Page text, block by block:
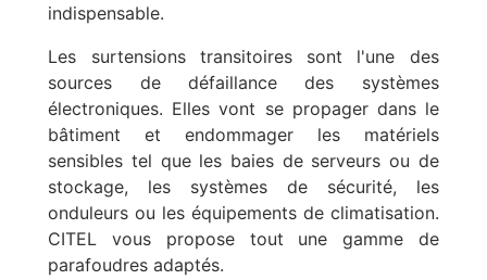
indispensable.
Les surtensions transitoires sont l'une des
sources de défaillance des systèmes
électroniques. Elles vont se propager dans le
bâtiment et endommager les matériels
sensibles tel que les baies de serveurs ou de
stockage, les systèmes de sécurité, les
onduleurs ou les équipements de climatisation.
CITEL vous propose tout une gamme de
parafoudres adaptés.